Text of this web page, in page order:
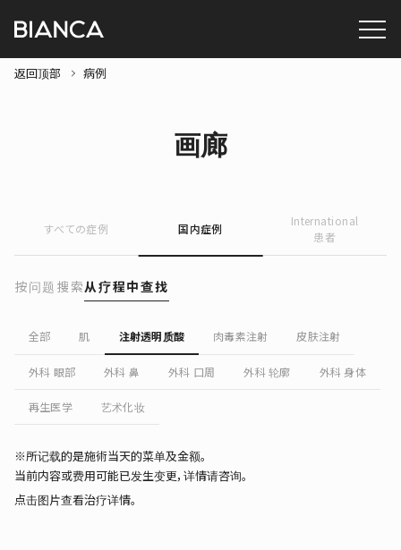
返回顶部 病例
画廊
すべての症例 国内症例
International
患者
按问题搜索从疗程中查找
全部 肌 注射透明质酸 肉毒素注射 皮肤注射
外科 眼部 外科 鼻 外科 口周 外科 轮廓 外科 身体
再生医学 艺术化妆
※所记载的是施術当天的菜单及金额。
当前内容或费用可能已发生变更，详情请咨询。
点击图片查看治疗详情。